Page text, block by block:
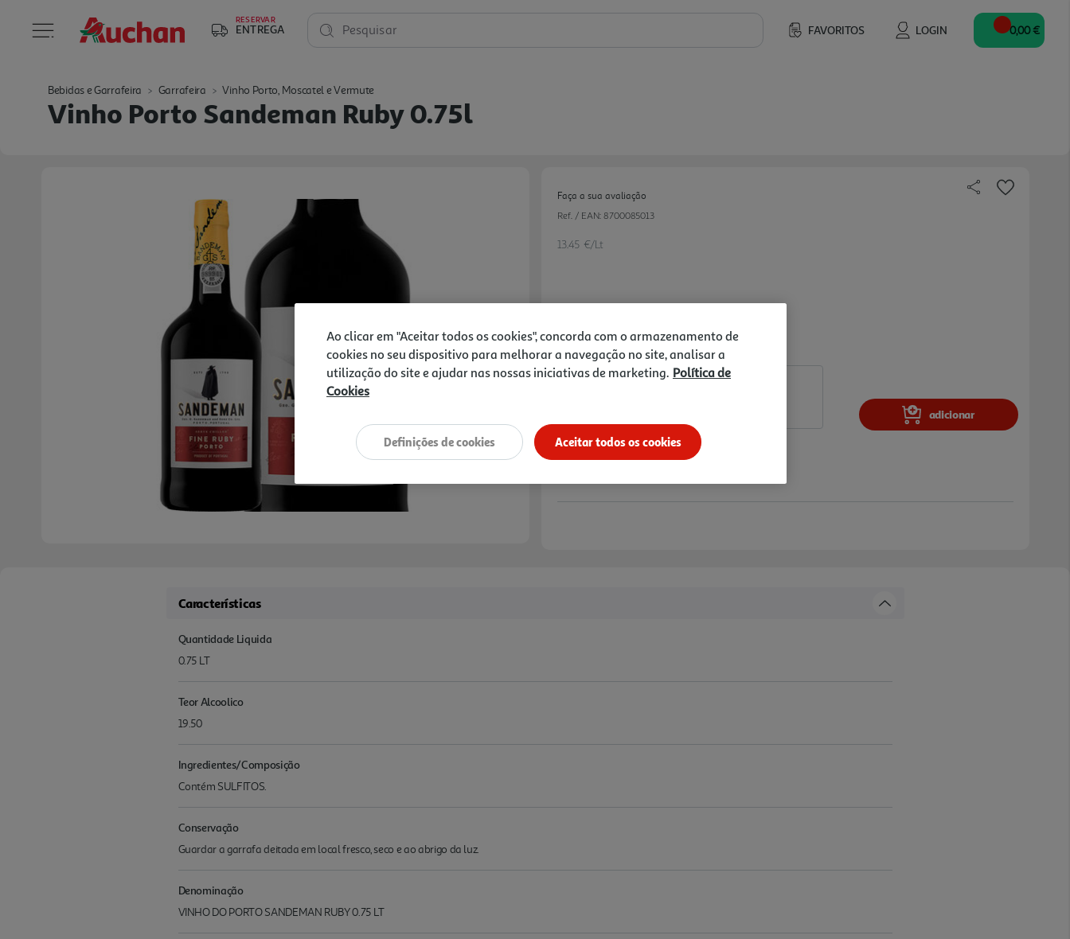
RESERVAR
ENTREGA FAVORITOS LOGIN
Pesquisar 0,00 €
Bebidas e Garrafeira Garrafeira Vinho Porto, Moscatel e Vermute
Vinho Porto Sandeman Ruby 0.75l
Faça a sua avaliação
Ref. / EAN: 8700085013
13.45 €/Lt
Notas de preparação
adicionar
Características
Quantidade Liquida
0.75 LT
Teor Alcoolico
19.50
Ingredientes/Composição
Contém SULFITOS.
Conservação
Guardar a garrafa deitada em local fresco, seco e ao abrigo da luz.
Denominação
VINHO DO PORTO SANDEMAN RUBY 0.75 LT
Ao clicar em "Aceitar todos os cookies", concorda com o armazenamento de
cookies no seu dispositivo para melhorar a navegação no site, analisar a
utilização do site e ajudar nas nossas iniciativas de marketing. Política de
Cookies
Aceitar todos os cookies
Definições de cookies